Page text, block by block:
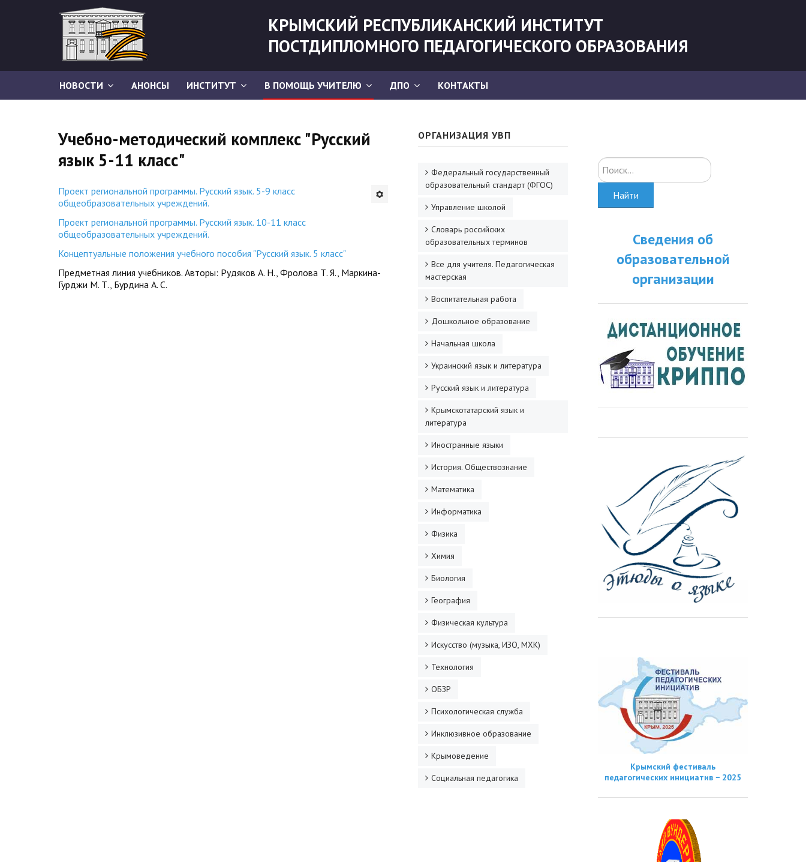
КРЫМСКИЙ РЕСПУБЛИКАНСКИЙ ИНСТИТУТ
ПОСТДИПЛОМНОГО ПЕДАГОГИЧЕСКОГО ОБРАЗОВАНИЯ
НОВОСТИ АНОНСЫ ИНСТИТУТ В ПОМОЩЬ УЧИТЕЛЮ ДПО КОНТАКТЫ
Учебно-методический комплекс "Русский
язык 5-11 класс"
Проект региональной программы. Русский язык. 5-9 класс
общеобразовательных учреждений.
Проект региональной программы. Русский язык. 10-11 класс
общеобразовательных учреждений.
Концептуальные положения учебного пособия "Русский язык. 5 класс"
Предметная линия учебников. Авторы: Рудяков А. Н., Фролова Т. Я., Маркина-
Гурджи М. Т., Бурдина А. С.
ОРГАНИЗАЦИЯ УВП
Федеральный государственный
образовательный стандарт (ФГОС)
Управление школой
Словарь российских
образовательных терминов
Все для учителя. Педагогическая
мастерская
Воспитательная работа
Дошкольное образование
Начальная школа
Украинский язык и литература
Русский язык и литература
Крымскотатарский язык и
литература
Иностранные языки
История. Обществознание
Математика
Информатика
Физика
Химия
Биология
География
Физическая культура
Искусство (музыка, ИЗО, МХК)
Технология
ОБЗР
Психологическая служба
Инклюзивное образование
Крымоведение
Социальная педагогика
Искать...
Найти
Сведения об
образовательной
организации
Крымский фестиваль
педагогических инициатив − 2025